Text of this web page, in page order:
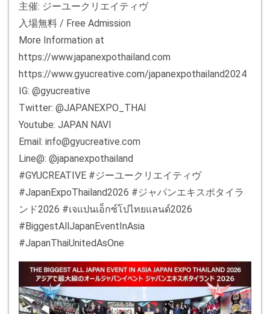
主催: ジーユークリエイティヴ
入場無料 / Free Admission
More Information at
https://www.japanexpothailand.com
https://www.gyucreative.com/japanexpothailand2024
IG: @gyucreative
Twitter: @JAPANEXPO_THAI
Youtube: JAPAN NAVI
Email: info@gyucreative.com
Line@: @japanexpothailand
#GYUCREATIVE #ジーユークリエイティヴ
#JapanExpoThailand2026 #ジャパンエキスポタイラ
ンド2026 #เจแปนเอ็กซ์โปไทยแลนด์2026
#BiggestAllJapanEventInAsia
#JapanThaiUnitedAsOne